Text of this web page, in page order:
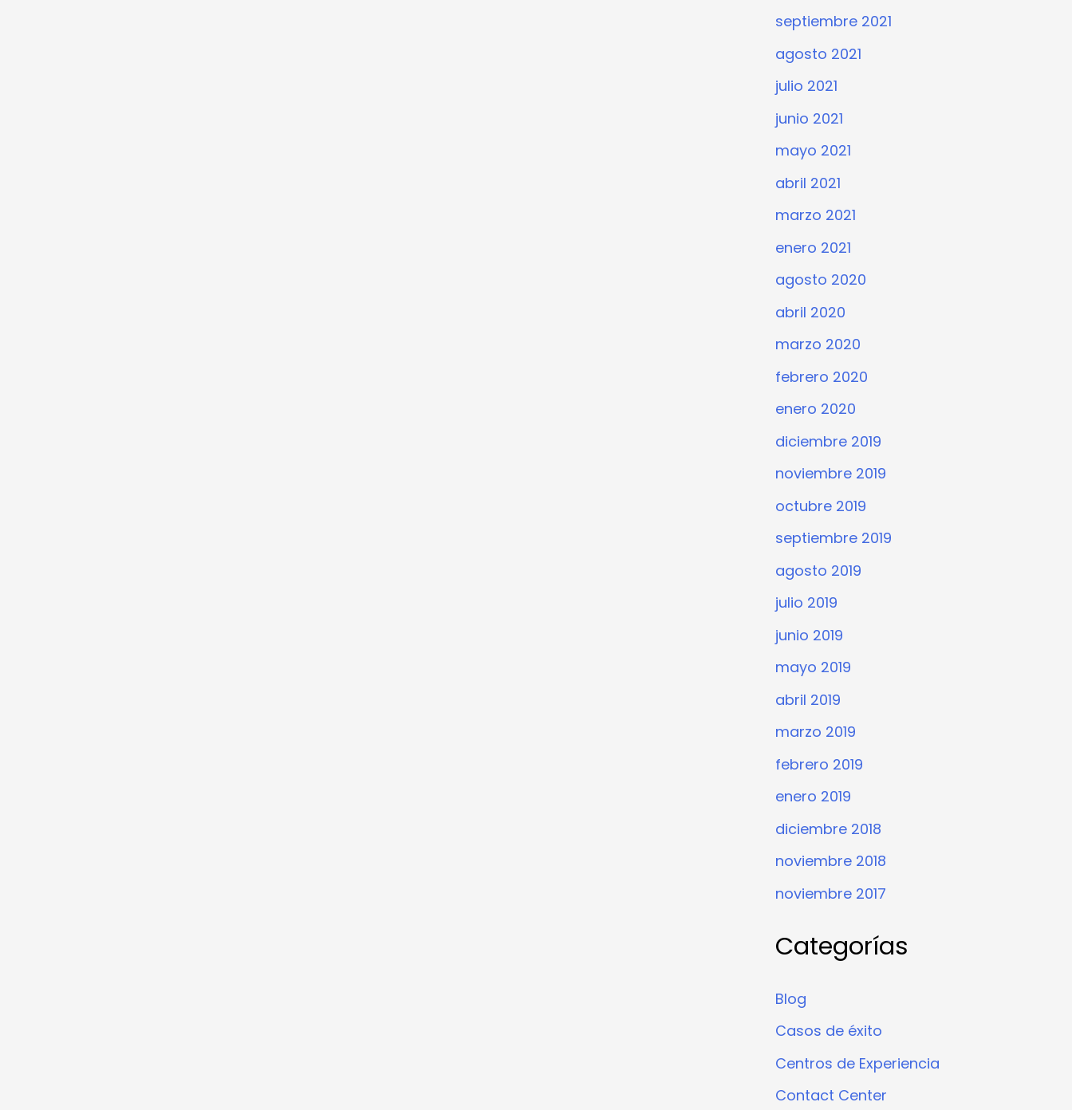
septiembre 2021
agosto 2021
julio 2021
junio 2021
mayo 2021
abril 2021
marzo 2021
enero 2021
agosto 2020
abril 2020
marzo 2020
febrero 2020
enero 2020
diciembre 2019
noviembre 2019
octubre 2019
septiembre 2019
agosto 2019
julio 2019
junio 2019
mayo 2019
abril 2019
marzo 2019
febrero 2019
enero 2019
diciembre 2018
noviembre 2018
noviembre 2017
Categorías
Blog
Casos de éxito
Centros de Experiencia
Contact Center